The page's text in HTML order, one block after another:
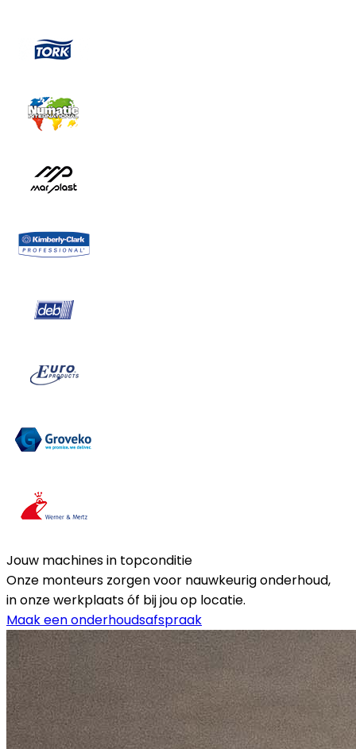
Jouw machines in topconditie
Onze monteurs zorgen voor nauwkeurig onderhoud,
in onze werkplaats óf bij jou op locatie.
Maak een onderhoudsafspraak